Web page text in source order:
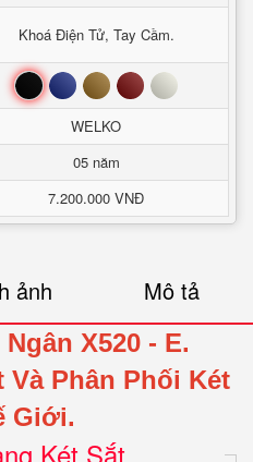
Khoá Điện Tử, Tay Cầm.
Đen Xanh Nâu Đỏ Trắng
WELKO
05 năm
7.200.000 VNĐ
ảnh Mô tả
X520 - E.
Và Phân Phối Két
Giới.
Két Sắt